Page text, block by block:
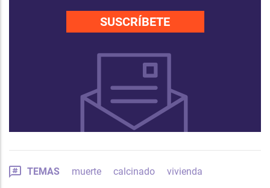
SUSCRÍBETE
TEMAS muerte calcinado vivienda